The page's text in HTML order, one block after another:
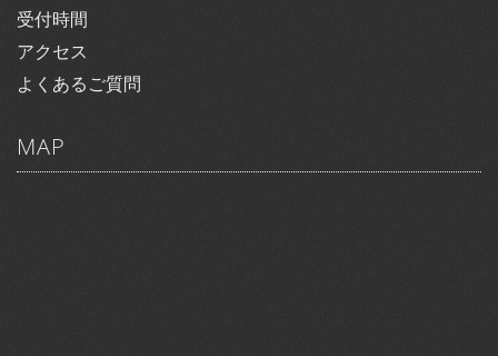
受付時間
アクセス
よくあるご質問
MAP